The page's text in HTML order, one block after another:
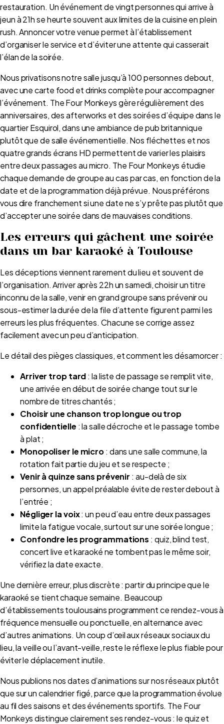
restauration. Un événement de vingt personnes qui arrive à
jeun à 21h se heurte souvent aux limites de la cuisine en plein
rush. Annoncer votre venue permet à l’établissement
d’organiser le service et d’éviter une attente qui casserait
l’élan de la soirée.
Nous privatisons notre salle jusqu’à 100 personnes debout,
avec une carte food et drinks complète pour accompagner
l’événement. The Four Monkeys gère régulièrement des
anniversaires, des afterworks et des soirées d’équipe dans le
quartier Esquirol, dans une ambiance de pub britannique
plutôt que de salle événementielle. Nos fléchettes et nos
quatre grands écrans HD permettent de varier les plaisirs
entre deux passages au micro. The Four Monkeys étudie
chaque demande de groupe au cas par cas, en fonction de la
date et de la programmation déjà prévue. Nous préférons
vous dire franchement si une date ne s’y prête pas plutôt que
d’accepter une soirée dans de mauvaises conditions.
Les erreurs qui gâchent une soirée
dans un bar karaoké à Toulouse
Les déceptions viennent rarement du lieu et souvent de
l’organisation. Arriver après 22h un samedi, choisir un titre
inconnu de la salle, venir en grand groupe sans prévenir ou
sous-estimer la durée de la file d’attente figurent parmi les
erreurs les plus fréquentes. Chacune se corrige assez
facilement avec un peu d’anticipation.
Le détail des pièges classiques, et comment les désamorcer :
Arriver trop tard: la liste de passage se remplit vite,
une arrivée en début de soirée change tout sur le
nombre de titres chantés ;
Choisir une chanson trop longue ou trop
confidentielle : la salle décroche et le passage tombe
à plat ;
Monopoliser le micro: dans une salle commune, la
rotation fait partie du jeu et se respecte ;
Venir à quinze sans prévenir : au-delà de six
personnes, un appel préalable évite de rester debout à
l’entrée ;
Négliger la voix: un peu d’eau entre deux passages
limite la fatigue vocale, surtout sur une soirée longue ;
Confondre les programmations : quiz, blind test,
concert live et karaoké ne tombent pas le même soir,
vérifiez la date exacte.
Une dernière erreur, plus discrète : partir du principe que le
karaoké se tient chaque semaine. Beaucoup
d’établissements toulousains programment ce rendez-vous à
fréquence mensuelle ou ponctuelle, en alternance avec
d’autres animations. Un coup d’œil aux réseaux sociaux du
lieu, la veille ou l’avant-veille, reste le réflexe le plus fiable pour
éviter le déplacement inutile.
Nous publions nos dates d’animations sur nos réseaux plutôt
que sur un calendrier figé, parce que la programmation évolue
au fil des saisons et des événements sportifs. The Four
Monkeys distingue clairement ses rendez-vous : le quiz et